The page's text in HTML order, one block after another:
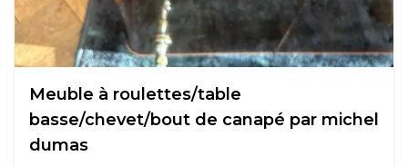
Meuble à roulettes/table
basse/chevet/bout de canapé par michel
dumas